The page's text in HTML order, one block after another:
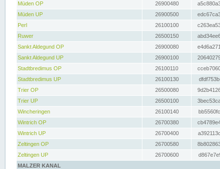
Müden OP
26900480
Müden UP
26900500
Perl
26100100
Ruwer
26500150
Sankt Aldegund OP
26900080
Sankt Aldegund UP
26900100
Stadtbredimus OP
26100110
Stadtbredimus UP
26100130
Trier OP
26500080
Trier UP
26500100
Wincheringen
26100140
Wintrich OP
26700380
Wintrich UP
26700400
Zeltingen OP
26700580
Zeltingen UP
26700600
MALZER KANAL